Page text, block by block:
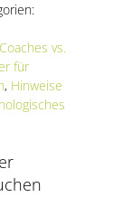
Coaches vs.
für
, Hinweise